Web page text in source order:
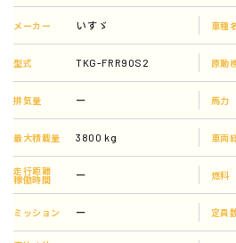
メーカー いすゞ 車種
型式 TKG-FRR90S2 原動
排気量 ー 馬力
最大積載量 3800 kg 車両
走行距離
稼働時間
ー 燃料
ミッション ー 定員